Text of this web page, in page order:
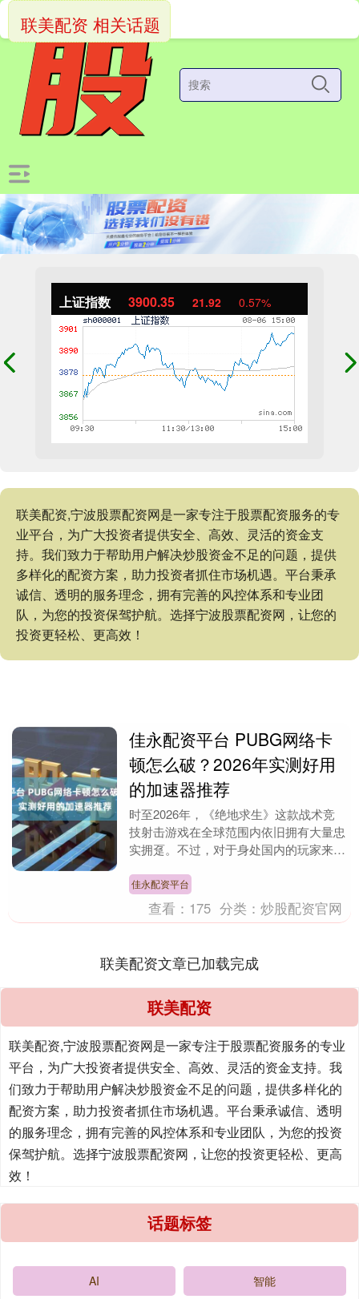
上证指数 3900.35 21.92 0.57%
联美配资,宁波股票配资网是一家专注于股票配资服务的专
业平台，为广大投资者提供安全、高效、灵活的资金支
持。我们致力于帮助用户解决炒股资金不足的问题，提供
多样化的配资方案，助力投资者抓住市场机遇。平台秉承
诚信、透明的服务理念，拥有完善的风控体系和专业团
队，为您的投资保驾护航。选择宁波股票配资网，让您的
投资更轻松、更高效！
联美配资 相关话题
佳永配资平台 PUBG网络卡
顿怎么破？2026年实测好用
的加速器推荐
时至2026年，《绝地求生》这款战术竞
技射击游戏在全球范围内依旧拥有大量忠
实拥趸。不过，对于身处国内的玩家来
的难题：由于主要....
佳永配资平台
查看： 175 分类：炒股配资官网
联美配资文章已加载完成
联美配资
联美配资,宁波股票配资网是一家专注于股票配资服务的专业
平台，为广大投资者提供安全、高效、灵活的资金支持。我
们致力于帮助用户解决炒股资金不足的问题，提供多样化的
配资方案，助力投资者抓住市场机遇。平台秉承诚信、透明
的服务理念，拥有完善的风控体系和专业团队，为您的投资
保驾护航。选择宁波股票配资网，让您的投资更轻松、更高
效！
话题标签
AI 智能